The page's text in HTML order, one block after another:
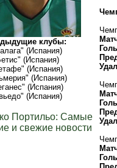
клубы:
(Испания)
(Испания)
(Испания)
(Испания)
(Испания)
(Испания)
Портильо: Самые
и свежие новости